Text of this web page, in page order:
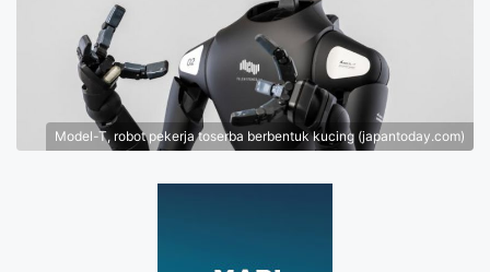
Model-T, robot pekerja toserba berbentuk kucing (japantoday.com)